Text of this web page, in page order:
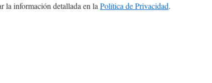
la información detallada en la Política de Privacidad.